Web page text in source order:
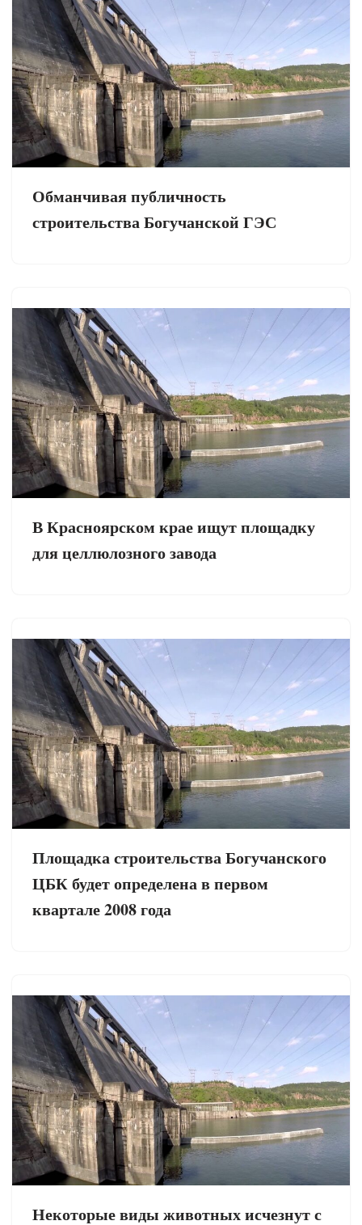
Обманчивая публичность
строительства Богучанской ГЭС
В Красноярском крае ищут площадку
для целлюлозного завода
Площадка строительства Богучанского
ЦБК будет определена в первом
квартале 2008 года
Некоторые виды животных исчезнут с